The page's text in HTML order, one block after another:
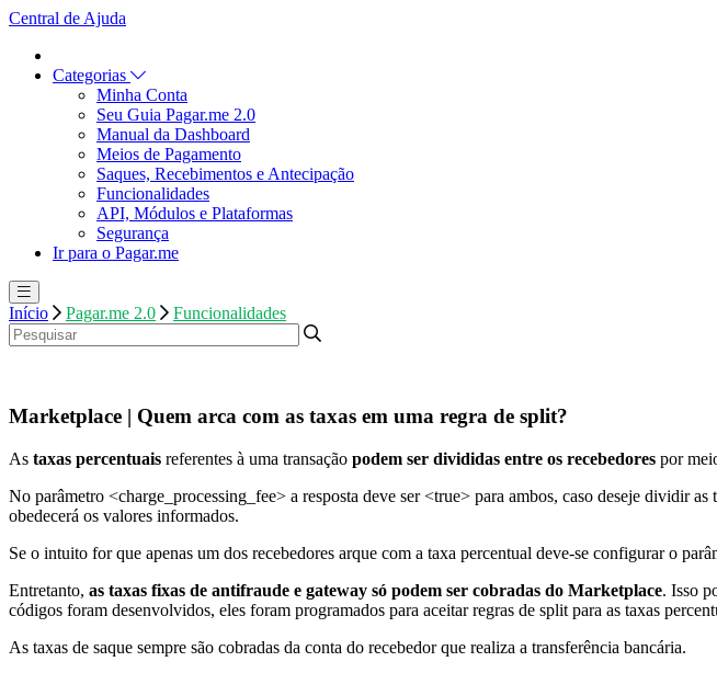
Central de Ajuda
Categorias
Minha Conta
Seu Guia Pagar.me 2.0
Manual da Dashboard
Meios de Pagamento
Saques, Recebimentos e Antecipação
Funcionalidades
API, Módulos e Plataformas
Segurança
Ir para o Pagar.me
Início Pagar.me 2.0 Funcionalidades
Marketplace | Quem arca com as taxas em uma regra de split?
As taxas percentuais referentes à uma transação podem ser divididas entre os recebedores por
No parâmetro <charge_processing_fee> a resposta deve ser <true> para ambos, caso deseje dividir
obedecerá os valores informados.
Se o intuito for que apenas um dos recebedores arque com a taxa percentual deve-se configurar o
Entretanto, as taxas fixas de antifraude e gateway só podem ser cobradas do Marketplace. Isso
códigos foram desenvolvidos, eles foram programados para aceitar regras de split para as taxas
As taxas de saque sempre são cobradas da conta do recebedor que realiza a transferência bancária.